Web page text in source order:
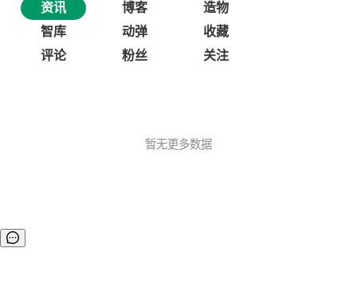
资讯 博客
造物
智库
动弹
收藏
评论
粉丝 关注
暂无更多数据